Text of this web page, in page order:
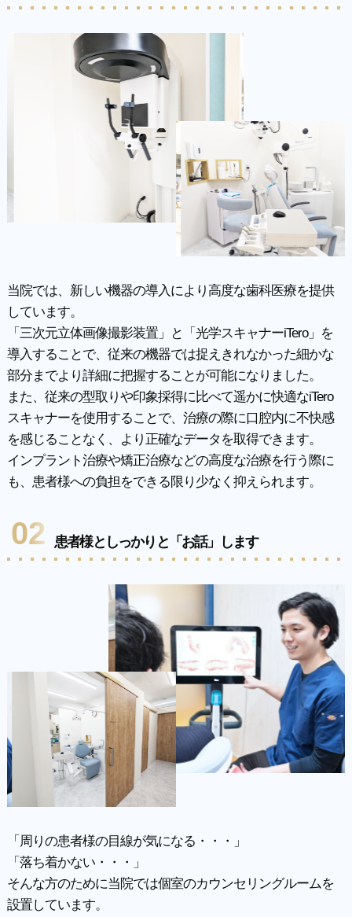
当院では、新しい機器の導入により高度な歯科医療を提供
しています。
「三次元立体画像撮影装置」と「光学スキャナーiTero」を
導入することで、従来の機器では捉えきれなかった細かな
部分までより詳細に把握することが可能になりました。
また、従来の型取りや印象採得に比べて遥かに快適なiTero
スキャナーを使用することで、治療の際に口腔内に不快感
を感じることなく、より正確なデータを取得できます。
インプラント治療や矯正治療などの高度な治療を行う際に
も、患者様への負担をできる限り少なく抑えられます。
02 患者様としっかりと「お話」します
「周りの患者様の目線が気になる・・・」
「落ち着かない・・・」
そんな方のために当院では個室のカウンセリングルームを
設置しています。